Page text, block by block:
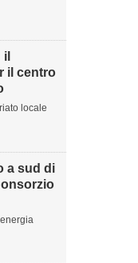
il centro
locale
a sud di